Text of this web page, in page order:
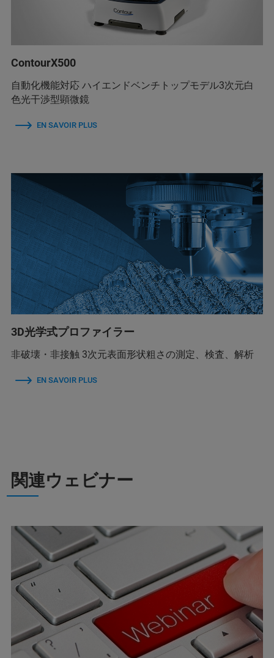
ContourX500
自動化機能対応 ハイエンドベンチトップモデル3次元白
色光干渉型顕微鏡
EN SAVOIR PLUS
3D光学式プロファイラー
非破壊・非接触 3次元表面形状粗さの測定、検査、解析
EN SAVOIR PLUS
関連ウェビナー